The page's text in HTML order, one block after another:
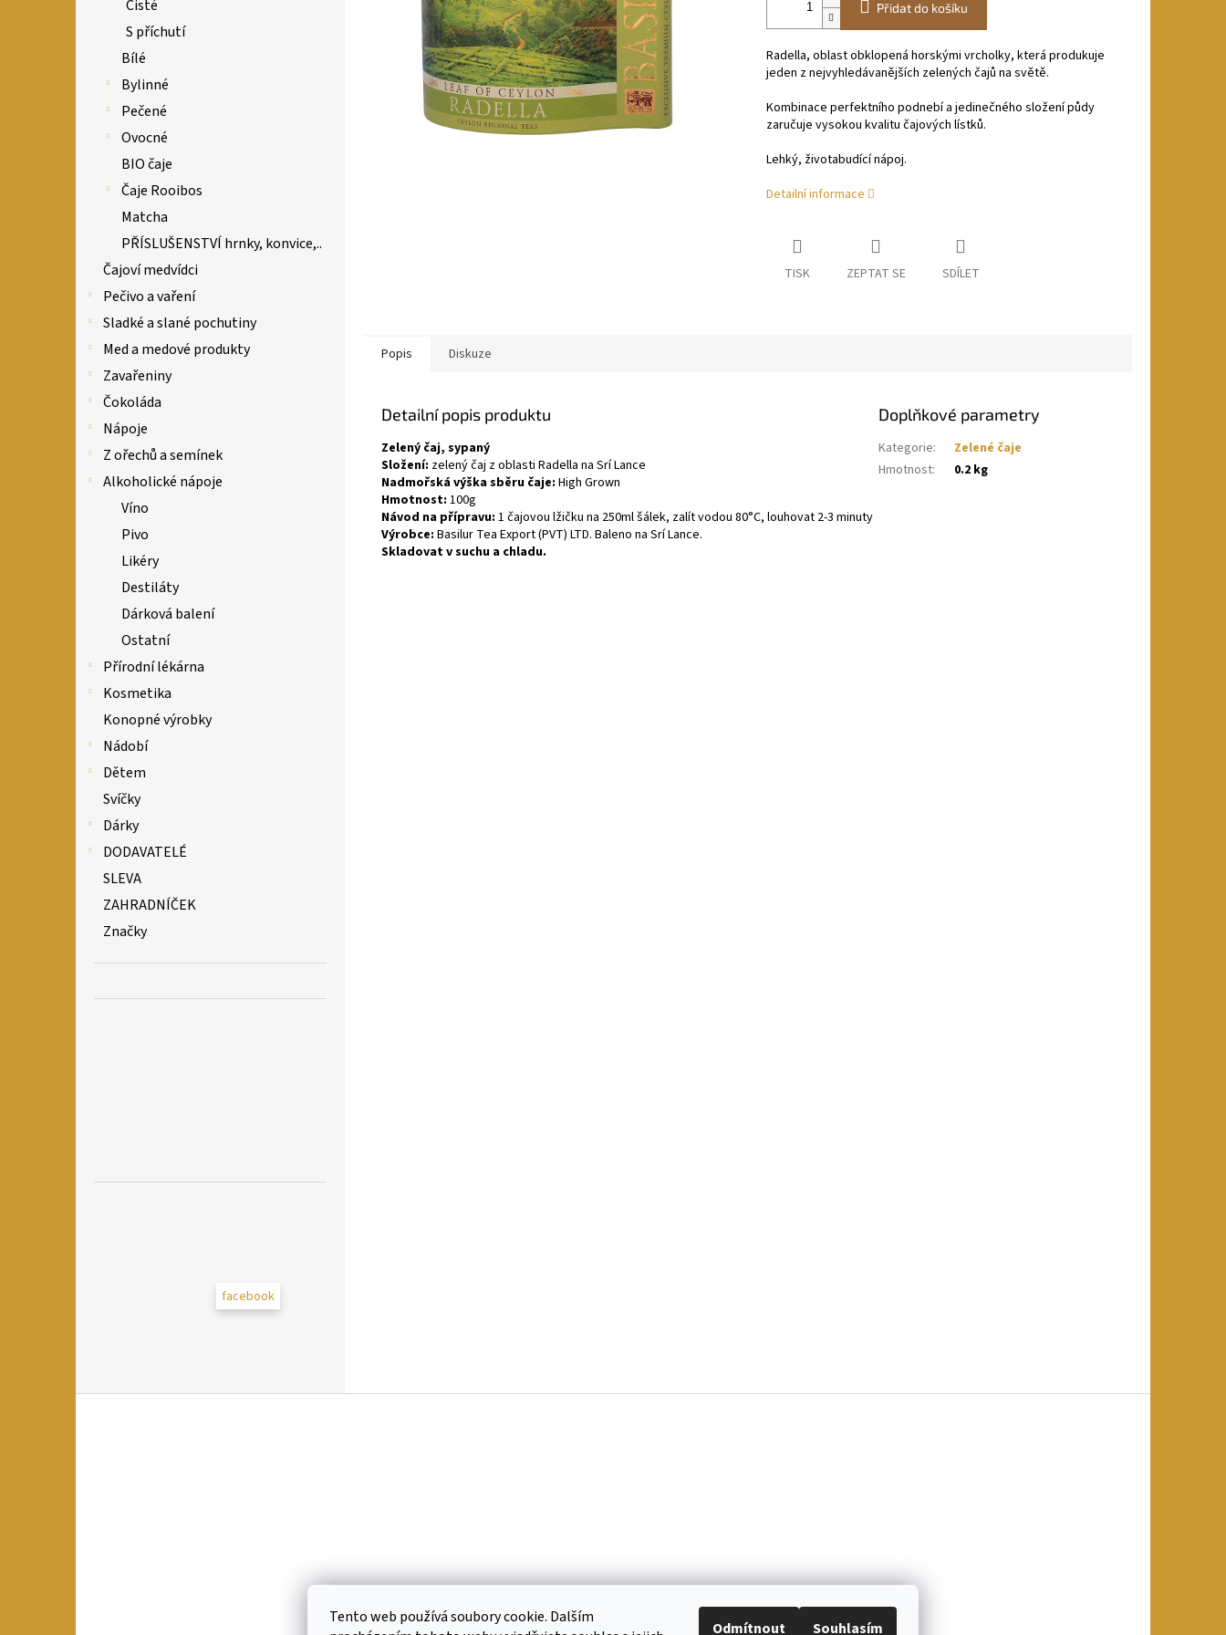
Tento web používá soubory cookie. Dalším
Odmítnout Souhlasím
Čisté
S příchutí
Bílé
Bylinné
Pečené
Ovocné
BIO čaje
Čaje Rooibos
Matcha
PŘÍSLUŠENSTVÍ hrnky, konvice,..
Čajoví medvídci
Pečivo a vaření
Sladké a slané pochutiny
Med a medové produkty
Zavařeniny
Čokoláda
Nápoje
Z ořechů a semínek
Alkoholické nápoje
Víno
Pivo
Likéry
Destiláty
Dárková balení
Ostatní
Přírodní lékárna
Kosmetika
Konopné výrobky
Nádobí
Dětem
Svíčky
Dárky
DODAVATELÉ
SLEVA
ZAHRADNÍČEK
Značky
facebook
Přidat do košíku
Radella, oblast obklopená horskými vrcholky, která produkuje
jeden z nejvyhledávanějších zelených čajů na světě.
Kombinace perfektního podnebí a jedinečného složení půdy
zaručuje vysokou kvalitu čajových lístků.
Lehký, životabudící nápoj.
Detailní informace
TISK ZEPTAT SE SDÍLET
Popis Diskuze
Detailní popis produktu
Zelený čaj, sypaný
Složení: zelený čaj z oblasti Radella na Srí Lance
Nadmořská výška sběru čaje: High Grown
Hmotnost: 100g
Návod na přípravu: 1 čajovou lžičku na 250ml šálek, zalít vodou 80°C, louhovat 2-3 minuty
Výrobce: Basilur Tea Export (PVT) LTD. Baleno na Srí Lance.
Skladovat v suchu a chladu.
Doplňkové parametry
Kategorie:
Zelené čaje
Hmotnost: 0.2 kg